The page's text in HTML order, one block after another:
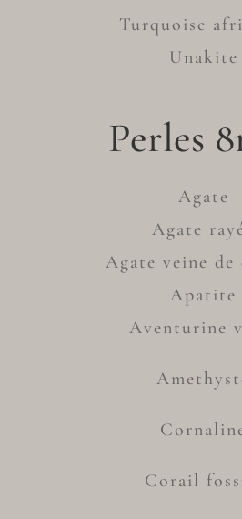
Turquoise
Unakite
Perles
Agate
Agate
Agate veine de
Apatite
Aventurine
Corail